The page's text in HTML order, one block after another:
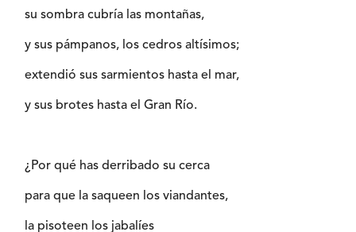
su sombra cubría las montañas,
y sus pámpanos, los cedros altísimos;
extendió sus sarmientos hasta el mar,
y sus brotes hasta el Gran Río.
¿Por qué has derribado su cerca
para que la saqueen los viandantes,
la pisoteen los jabalíes